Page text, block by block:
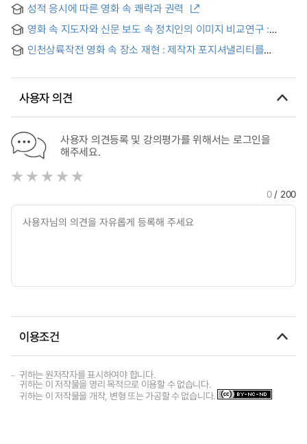
성적 응시에 따른 영화 속 쾌락과 권력
영화 속 지도자와 신문 보도 속 정치인의 이미지 비교연구 :
조선의 광해군과 영조, 대선후보 이재명과 윤석열을 중심으로 =
A Comparative Study on the Image of Leaders in Movies
Gwanghaegun and King Yeongjo of the Joseon Dynasty,
Presidential candidate Lee Jae-myung, and Yoon Suk-
yeol.
인천상륙작전 영화 속 장소 재현 : 제작자 포지셔낼리티를
사용자 의견
사용자 의견등록 및 강의평가를 위해서는 로그인을
해주세요.
0/ 200
이용조건
귀하는 원저작자를 표시하여야 합니다.
귀하는 이 저작물을 영리 목적으로 이용할 수 없습니다.
귀하는 이 저작물을 개작, 변형 또는 가공할 수 없습니다.